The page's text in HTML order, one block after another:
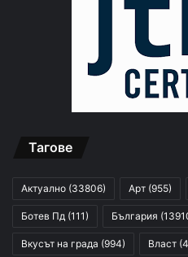
Тагове
Актуално (33806) Арт (955)
Ботев Пд (111) България
Вкусът на града (994) Власт